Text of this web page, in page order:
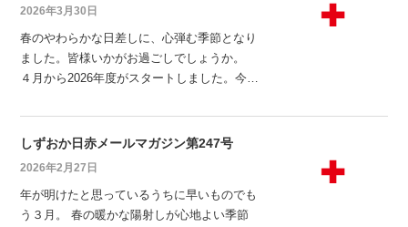
思いを巡らせるひとときも大切にしたいもの
ですね。 そ
2026年3月30日
春のやわらかな日差しに、心弾む季節となり
ました。皆様いかがお過ごしでしょうか。
４月から2026年度がスタートしました。今年
サッカーワールドカップが予定され、史上最
多の出場国による熱戦が世界中を沸かせま
が広がる一年となりそうです。 それでは、
メールマガジン
しずおか日赤メールマガジン第247号
2026年2月27日
年が明けたと思っているうちに早いものでも
う３月。 春の暖かな陽射しが心地よい季節